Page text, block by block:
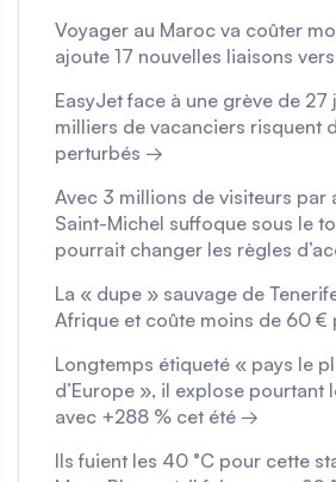
Voyager au Maroc va coûter
ajoute 17 nouvelles liaisons
EasyJet face à une grève de 27
milliers de vacanciers risquent
perturbés →
Avec 3 millions de visiteurs par
Saint-Michel suffoque sous le
pourrait changer les règles
La « dupe » sauvage de
Afrique et coûte moins de 60
Longtemps étiqueté « pays le
d’Europe », il explose pourtant
avec +288 % cet été →
Ils fuient les 40 °C pour cette